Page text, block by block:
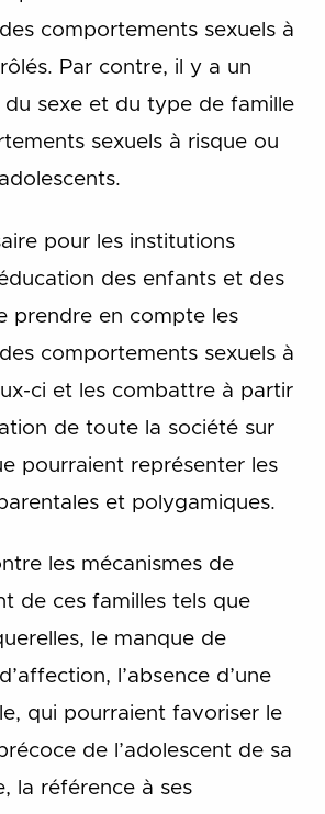
comportements sexuels à
Par contre, il y a un
sexe et du type de famille
sexuels à risque ou
pour les institutions
des enfants et des
prendre en compte les
comportements sexuels à
ci et les combattre à partir
de toute la société sur
pourraient représenter les
et polygamiques.
les mécanismes de
de ces familles tels que
le manque de
l’absence d’une
qui pourraient favoriser le
de l’adolescent de sa
la référence à ses